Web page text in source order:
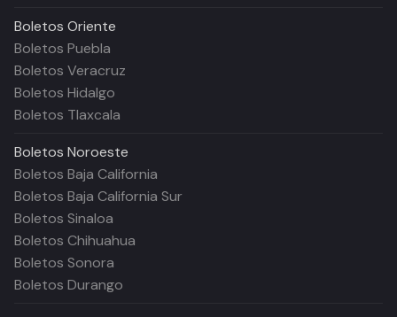
Boletos Oriente
Boletos Puebla
Boletos Veracruz
Boletos Hidalgo
Boletos Tlaxcala
Boletos Noroeste
Boletos Baja California
Boletos Baja California Sur
Boletos Sinaloa
Boletos Chihuahua
Boletos Sonora
Boletos Durango